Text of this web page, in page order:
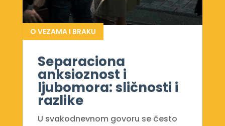
Separaciona
anksioznost i
ljubomora: sličnosti i
razlike
O VEZAMA I BRAKU
U svakodnevnom govoru se često